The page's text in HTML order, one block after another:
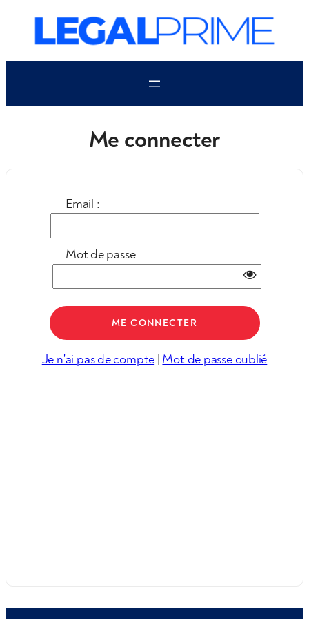
contenu
Me connecter
Email :
Mot de passe
Je n'ai pas de compte | Mot de passe oublié